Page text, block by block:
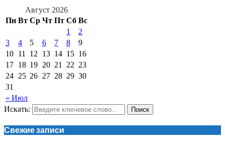
Август 2026
Пн Вт Ср Чт Пт Сб Вс
« Июл
1
2
3
4 5 6 7 8
9
10 11 12 13 14 15 16
17 18 19 20 21 22 23
24 25 26 27 28 29 30
31
Искать: Поиск
Свежие записи